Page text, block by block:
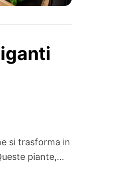
si trasforma in
piante,…